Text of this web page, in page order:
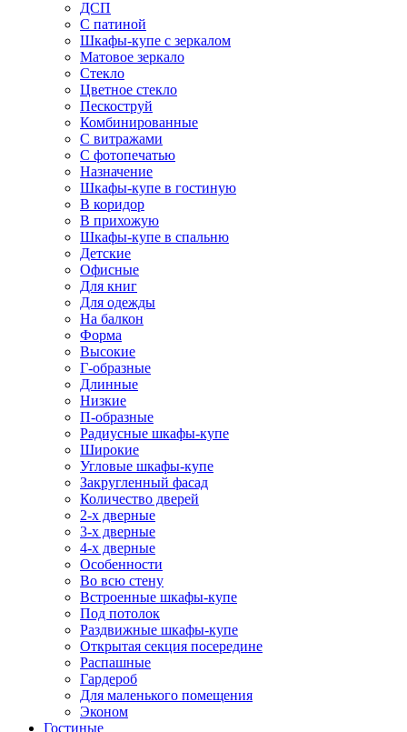
ДСП
С патиной
Шкафы-купе с зеркалом
Матовое зеркало
Стекло
Цветное стекло
Пескоструй
Комбинированные
С витражами
С фотопечатью
Назначение
Шкафы-купе в гостиную
В коридор
В прихожую
Шкафы-купе в спальню
Детские
Офисные
Для книг
Для одежды
На балкон
Форма
Высокие
Г-образные
Длинные
Низкие
П-образные
Радиусные шкафы-купе
Широкие
Угловые шкафы-купе
Закругленный фасад
Количество дверей
2-х дверные
3-х дверные
4-х дверные
Особенности
Во всю стену
Встроенные шкафы-купе
Под потолок
Раздвижные шкафы-купе
Открытая секция посередине
Распашные
Гардероб
Для маленького помещения
Эконом
Гостиные